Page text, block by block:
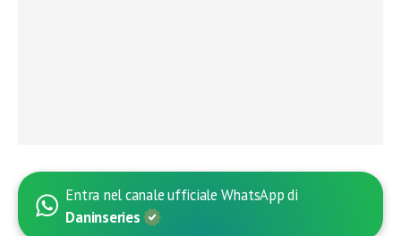
Entra nel canale ufficiale WhatsApp di
Daninseries